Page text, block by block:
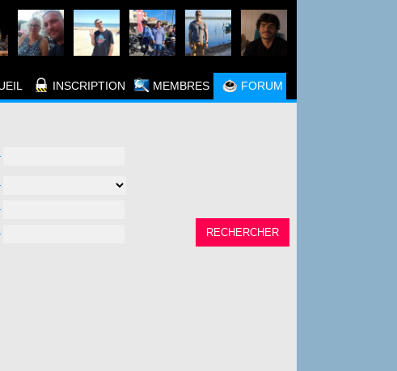
INSCRIPTION MEMBRES FORUM